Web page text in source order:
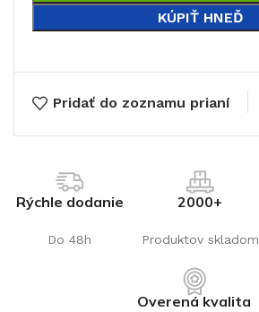
KÚPIŤ HNEĎ
Pridať do zoznamu prianí
Rýchle dodanie
Do 48h
2000+
Produktov skladom
Overená kvalita